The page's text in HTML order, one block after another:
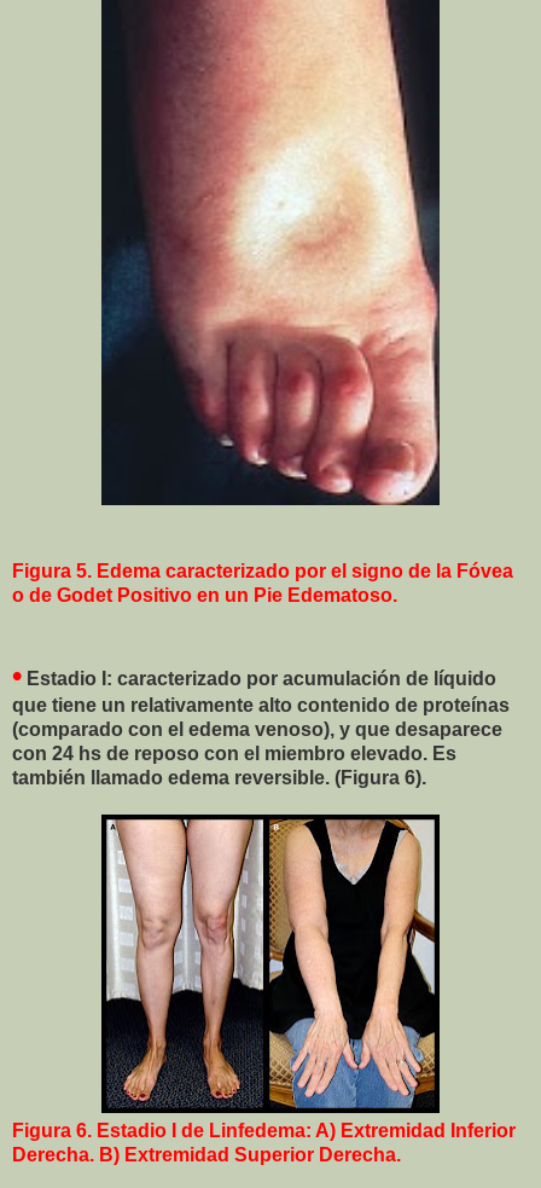
Figura 5. Edema caracterizado por el signo de la Fóvea
o de Godet Positivo en un Pie Edematoso.
• Estadio I: caracterizado por acumulación de líquido
que tiene un relativamente alto contenido de proteínas
(comparado con el edema venoso), y que desaparece
con 24 hs de reposo con el miembro elevado. Es
también llamado edema reversible. (Figura 6).
Figura 6. Estadio I de Linfedema: A) Extremidad Inferior
Derecha. B) Extremidad Superior Derecha.